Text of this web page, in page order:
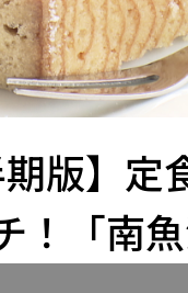
期版】
！「南